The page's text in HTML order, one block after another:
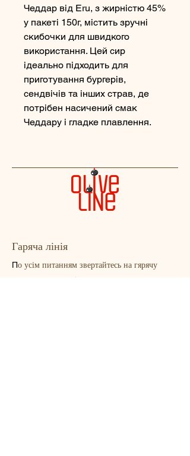
Чеддар від Eru, з жирністю 45%
у пакеті 150г, містить зручні
скибочки для швидкого
використання. Цей сир
ідеально підходить для
приготування бургерів,
сендвічів та інших страв, де
потрібен насичений смак
Чеддару і гладке плавлення.
Гаряча лінія
По усім питанням звертайтесь на гярячу
0 800 211 500